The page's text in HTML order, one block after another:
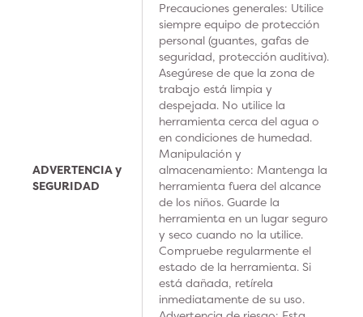
ADVERTENCIA y
SEGURIDAD
Precauciones generales: Utilice
siempre equipo de protección
personal (guantes, gafas de
seguridad, protección auditiva).
Asegúrese de que la zona de
trabajo está limpia y
despejada. No utilice la
herramienta cerca del agua o
en condiciones de humedad.
Manipulación y
almacenamiento: Mantenga la
herramienta fuera del alcance
de los niños. Guarde la
herramienta en un lugar seguro
y seco cuando no la utilice.
Compruebe regularmente el
estado de la herramienta. Si
está dañada, retírela
inmediatamente de su uso.